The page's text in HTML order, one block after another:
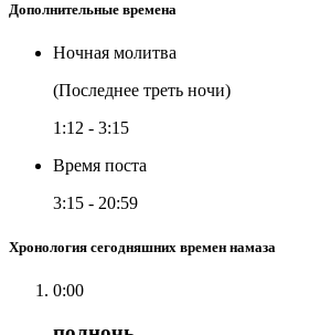
Дополнительные времена
Ночная молитва
(Последнее треть ночи)
1:12 - 3:15
Время поста
3:15 - 20:59
Хронология сегодняшних времен намаза
0:00